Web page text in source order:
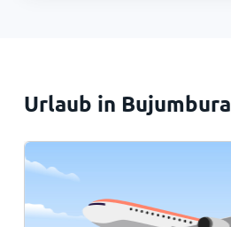
Urlaub in Bujumbura